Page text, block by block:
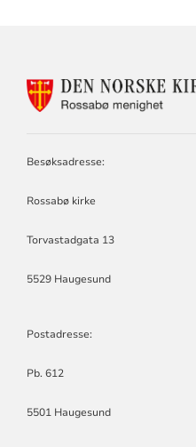
Besøksadresse:
Rossabø kirke
Torvastadgata 13
5529 Haugesund
Postadresse:
Pb. 612
5501 Haugesund